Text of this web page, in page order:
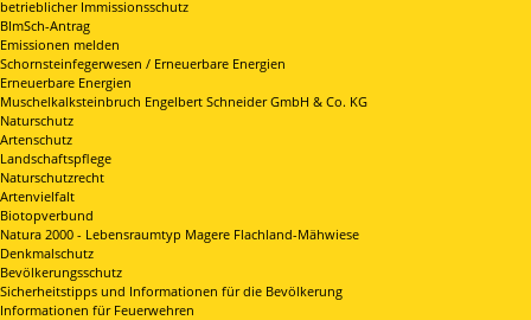
betrieblicher Immissionsschutz
BImSch-Antrag
Emissionen melden
Schornsteinfegerwesen / Erneuerbare Energien
Erneuerbare Energien
Muschelkalksteinbruch Engelbert Schneider GmbH & Co. KG
Naturschutz
Artenschutz
Landschaftspflege
Naturschutzrecht
Artenvielfalt
Biotopverbund
Natura 2000 - Lebensraumtyp Magere Flachland-Mähwiese
Denkmalschutz
Bevölkerungsschutz
Sicherheitstipps und Informationen für die Bevölkerung
Informationen für Feuerwehren